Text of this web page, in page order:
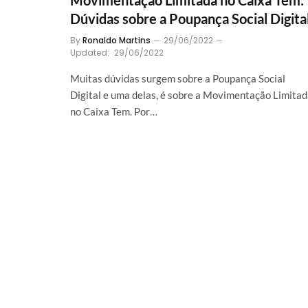
Dúvidas sobre a Poupança Social
ByRonaldo Martins
29/06/2022
Updated: 29/06/2022
Muitas dúvidas surgem sobre a Poupança Social
Digital e uma delas, é sobre a Movimentação
no Caixa Tem. Por…